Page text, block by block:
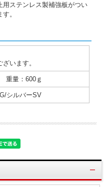
用ステンレス製補強板がつい
。
います。
重量：600ｇ
シルバーSV